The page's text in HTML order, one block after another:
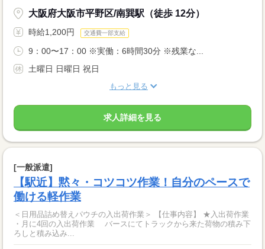
大阪府大阪市平野区/南巽駅（徒歩 12分）
時給1,200円 交通費一部支給
9：00〜17：00 ※実働：6時間30分 ※残業な...
土曜日 日曜日 祝日
もっと見る
求人詳細を見る
[一般派遣]
【駅近】黙々・コツコツ作業！自分のペースで
働ける軽作業
＜日用品詰め替えパウチの入出荷作業＞ 【仕事内容】 ★入出荷作業
・月に4回の入出荷作業 バースにてトラックから来た荷物の積み下
ろしと積み込み...